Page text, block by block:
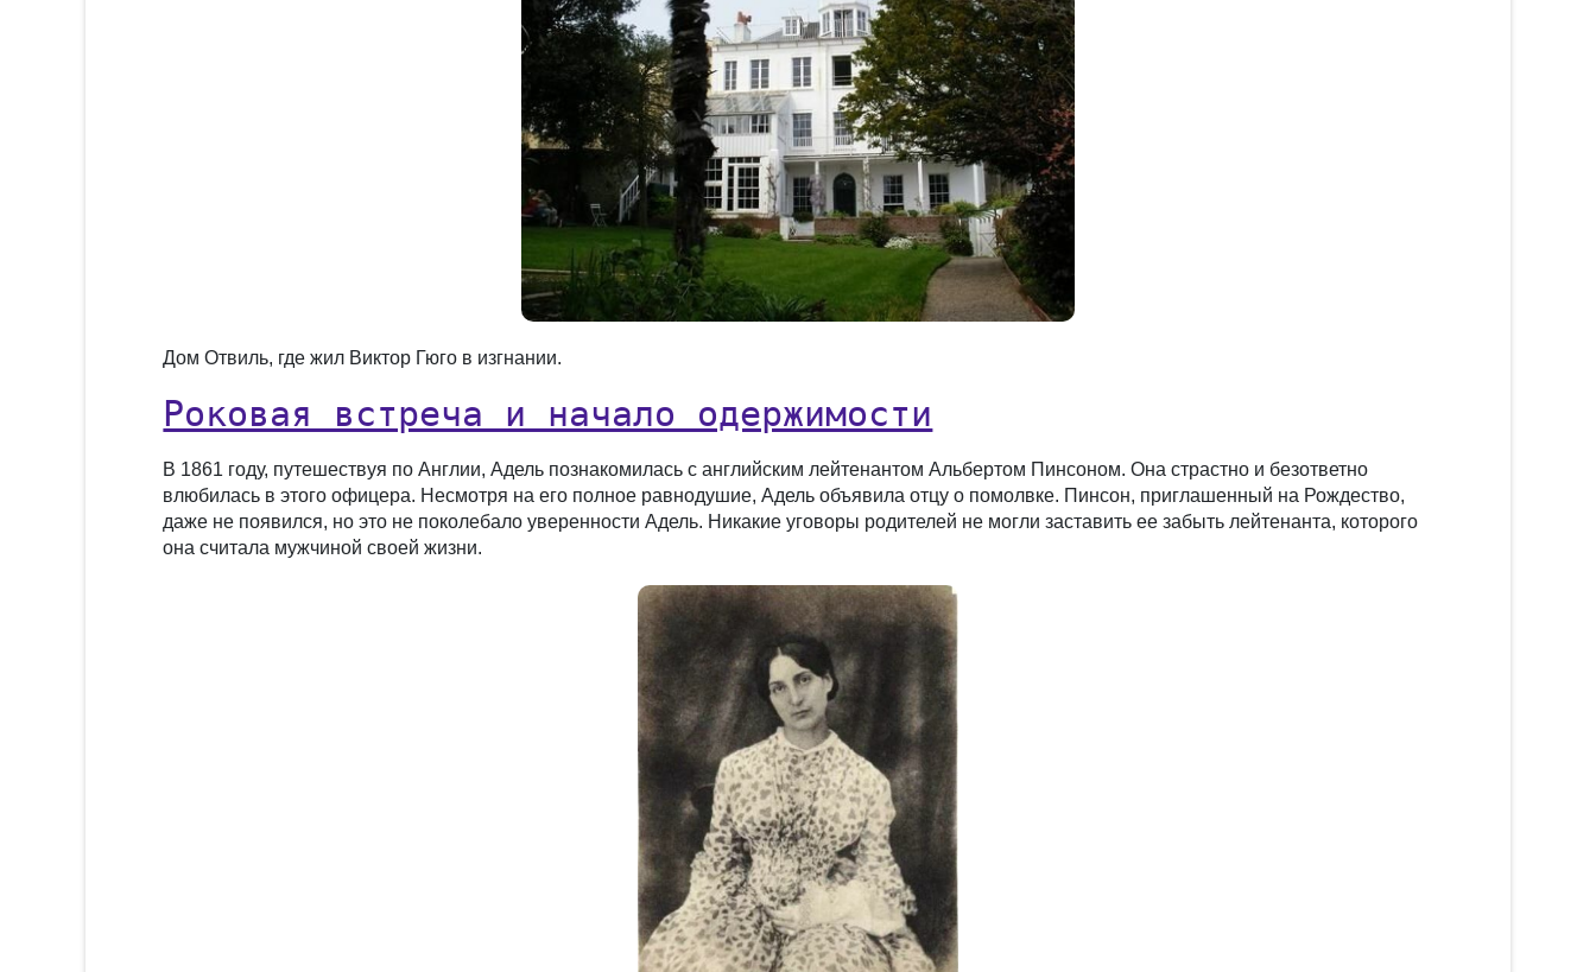
Дом Отвиль, где жил Виктор Гюго в изгнании.
Роковая встреча и начало одержимости
В 1861 году, путешествуя по Англии, Адель познакомилась с английским лейтенантом Альбертом Пинсоном. Она страстно и безответно
влюбилась в этого офицера. Несмотря на его полное равнодушие, Адель объявила отцу о помолвке. Пинсон, приглашенный на Рождество,
даже не появился, но это не поколебало уверенности Адель. Никакие уговоры родителей не могли заставить ее забыть лейтенанта, которого
она считала мужчиной своей жизни.